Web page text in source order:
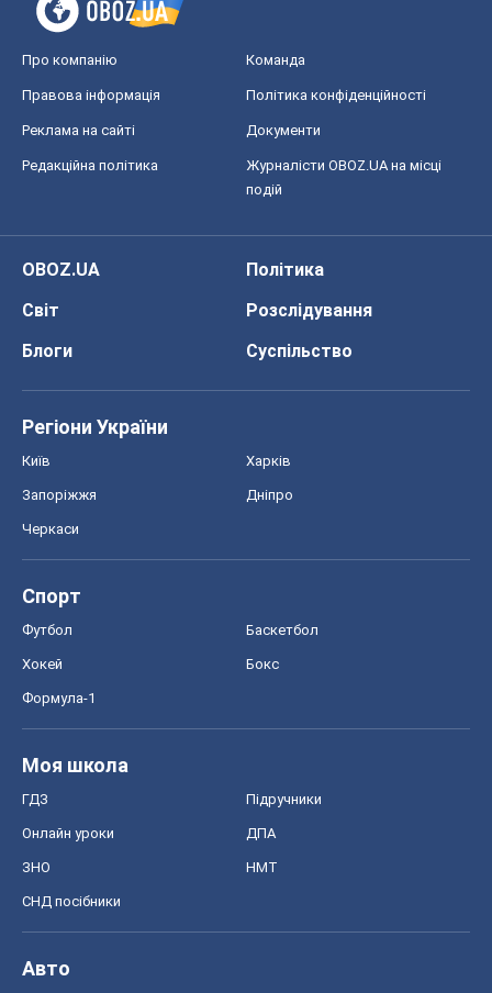
Про компанію Команда
Правова інформація Політика конфіденційності
Реклама на сайті Документи
Редакційна політика
Журналісти OBOZ.UA на місці
подій
OBOZ.UA
Політика
Світ
Розслідування
Блоги
Суспільство
Регіони України
Київ Харків
Запоріжжя Дніпро
Черкаси
Спорт
Футбол Баскетбол
Хокей Бокс
Формула-1
Моя школа
ГДЗ Підручники
Онлайн уроки ДПА
ЗНО НМТ
СНД посібники
Авто